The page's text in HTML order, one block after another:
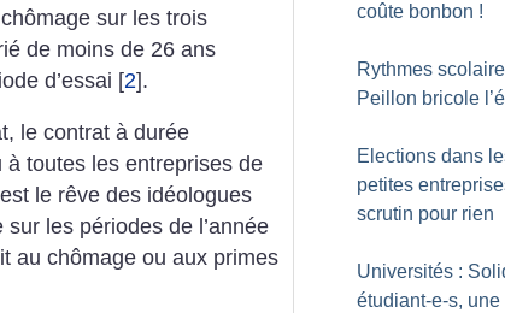
sur les trois
de moins de 26 ans
d’essai [2].
le contrat à durée
toutes les entreprises de
le rêve des idéologues
sur les périodes de l’année
au chômage ou aux primes
coûte bonbon !
Rythmes
Peillon bricole
Elections dans
petites
scrutin pour rien
Universités :
étudiant-e-s, une